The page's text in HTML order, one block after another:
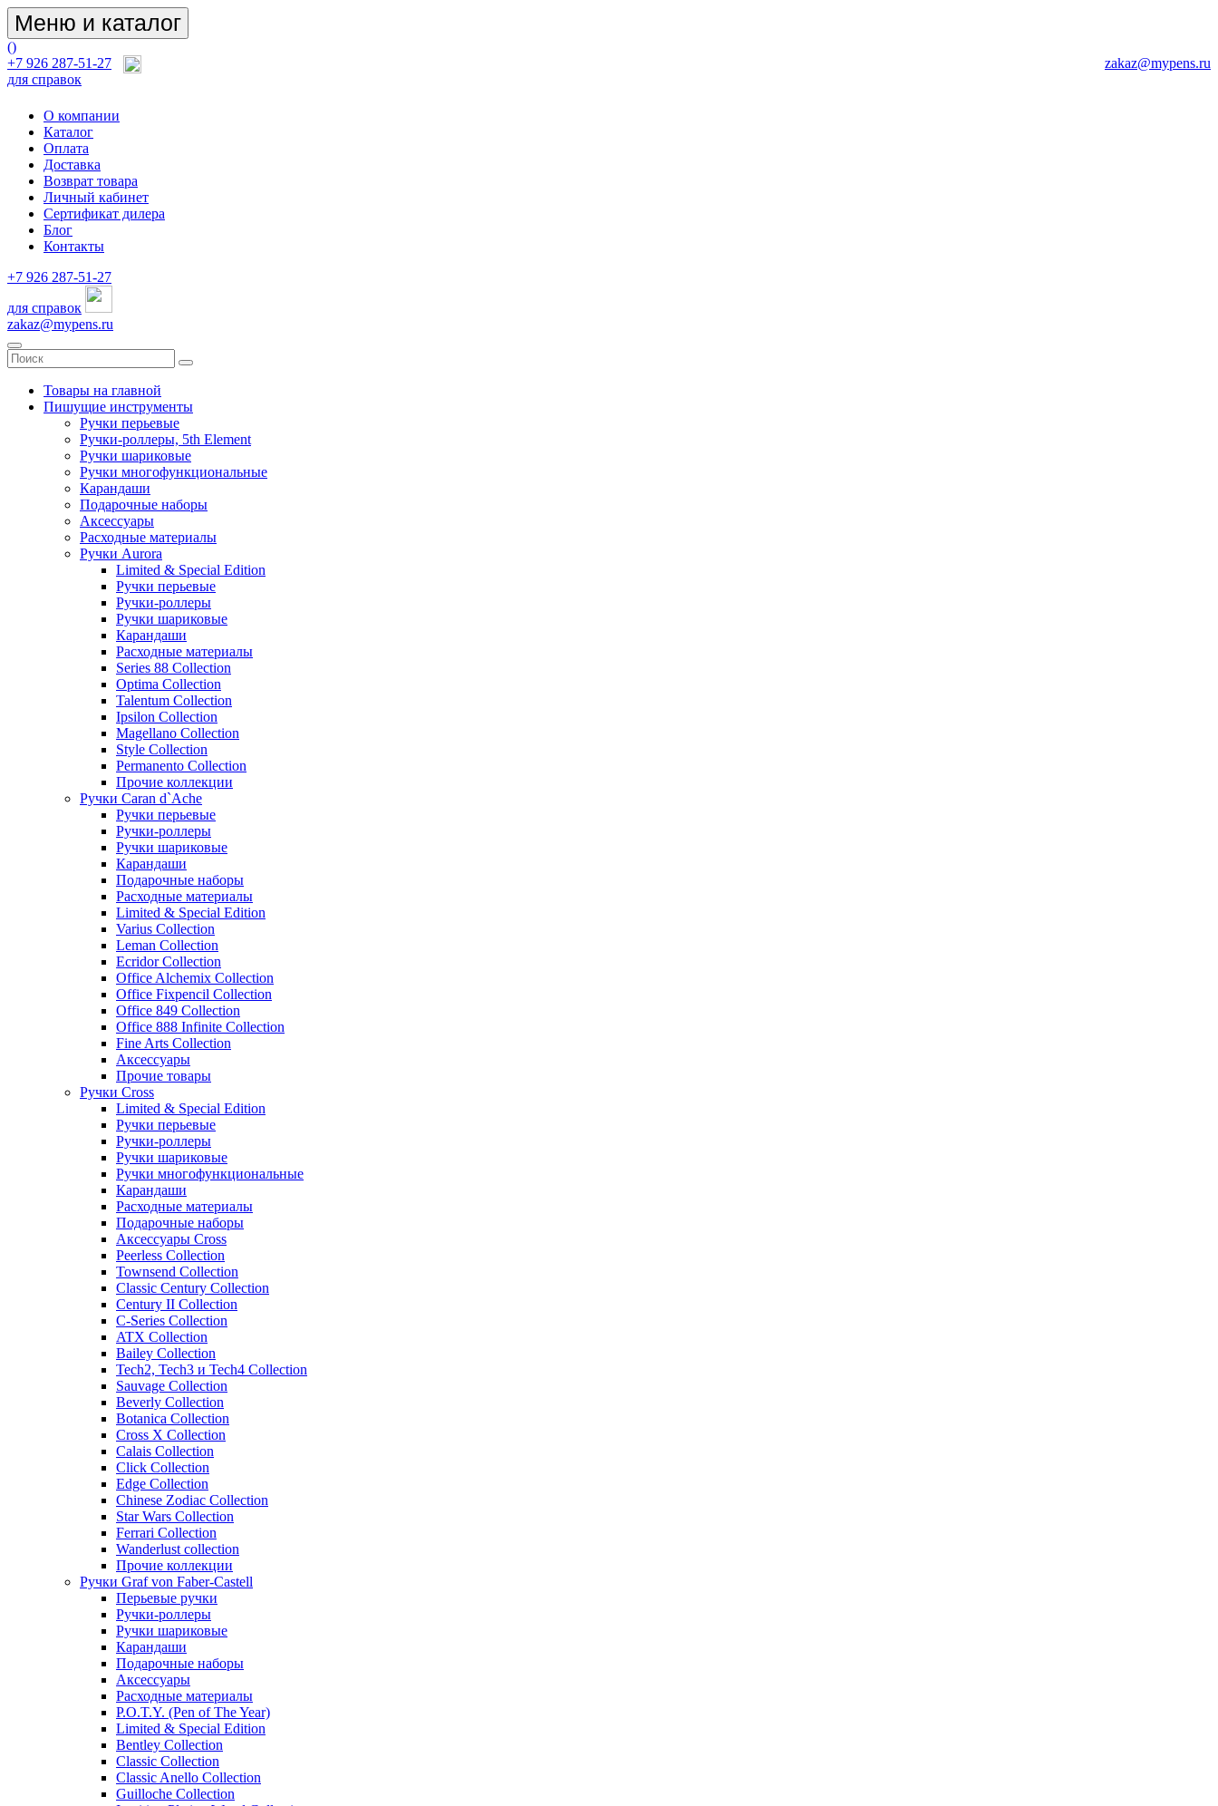
Меню и каталог
()
+7 926 287-51-27
для справок
zakaz@mypens.ru
О компании
Каталог
Оплата
Доставка
Возврат товара
Личный кабинет
Сертификат дилера
Блог
Контакты
+7 926 287-51-27
для справок
zakaz@mypens.ru
Товары на главной
Пишущие инструменты
Ручки перьевые
Ручки-роллеры, 5th Element
Ручки шариковые
Ручки многофункциональные
Карандаши
Подарочные наборы
Аксессуары
Расходные материалы
Ручки Aurora
Limited & Special Edition
Ручки перьевые
Ручки-роллеры
Ручки шариковые
Карандаши
Расходные материалы
Series 88 Collection
Optima Collection
Talentum Collection
Ipsilon Collection
Magellano Collection
Style Collection
Permanento Collection
Прочие коллекции
Ручки Caran d`Ache
Ручки перьевые
Ручки-роллеры
Ручки шариковые
Карандаши
Подарочные наборы
Расходные материалы
Limited & Special Edition
Varius Collection
Leman Collection
Ecridor Collection
Office Alchemix Collection
Office Fixpencil Collection
Office 849 Collection
Office 888 Infinite Collection
Fine Arts Collection
Аксессуары
Прочие товары
Ручки Cross
Limited & Special Edition
Ручки перьевые
Ручки-роллеры
Ручки шариковые
Ручки многофункциональные
Карандаши
Расходные материалы
Подарочные наборы
Аксессуары Cross
Peerless Collection
Townsend Collection
Classic Century Collection
Century II Collection
C-Series Collection
ATX Collection
Bailey Collection
Tech2, Tech3 и Tech4 Collection
Sauvage Collection
Beverly Collection
Botanica Collection
Cross X Collection
Calais Collection
Click Collection
Edge Collection
Chinese Zodiac Collection
Star Wars Collection
Ferrari Collection
Wanderlust collection
Прочие коллекции
Ручки Graf von Faber-Castell
Перьевые ручки
Ручки-роллеры
Ручки шариковые
Карандаши
Подарочные наборы
Аксессуары
Расходные материалы
P.O.T.Y. (Pen of The Year)
Limited & Special Edition
Bentley Collection
Classic Collection
Classic Anello Collection
Guilloche Collection